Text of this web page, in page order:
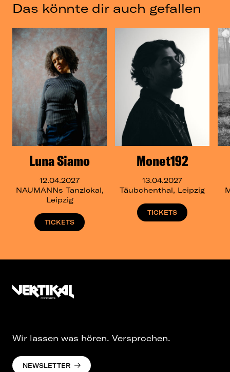
Das könnte dir auch gefallen
Luna Siamo
12.04.2027
NAUMANNs Tanzlokal,
Leipzig
TICKETS
Monet192
13.04.2027
Täubchenthal, Leipzig
TICKETS
Wir lassen was hören. Versprochen.
NEWSLETTER